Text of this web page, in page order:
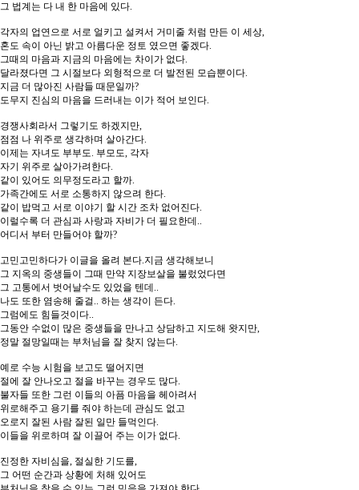
그 법계는 다 내 한 마음에 있다.
각자의 업연으로 서로 얼키고 설켜서 거미줄 처럼 만든 이 세상,
혼도 속이 아닌 밝고 아름다운 정토 였으면 좋겠다.
그때의 마음과 지금의 마음에는 차이가 없다.
달라졌다면 그 시절보다 외형적으로 더 발전된 모습뿐이다.
지금 더 많아진 사람들 때문일까?
도무지 진심의 마음을 드러내는 이가 적어 보인다.
경쟁사회라서 그렇기도 하겠지만,
점점 나 위주로 생각하며 살아간다.
이제는 자녀도 부부도. 부모도, 각자
자기 위주로 살아가려한다.
같이 있어도 의무정도라고 할까.
가족간에도 서로 소통하지 않으려 한다.
같이 밥먹고 서로 이야기 할 시간 조차 없어진다.
이럴수록 더 관심과 사랑과 자비가 더 필요한데..
어디서 부터 만들어야 할까?
고민고민하다가 이글을 올려 본다.지금 생각해보니
그 지옥의 중생들이 그때 만약 지장보살을 불렀었다면
그 고통에서 벗어날수도 있었을 텐데..
나도 또한 염송해 줄걸.. 하는 생각이 든다.
그럼에도 힘들것이다..
그동안 수없이 많은 중생들을 만나고 상담하고 지도해 왓지만,
정말 절망일때는 부처님을 잘 찾지 않는다.
예로 수능 시험을 보고도 떨어지면
절에 잘 안나오고 절을 바꾸는 경우도 많다.
불자들 또한 그런 이들의 아픔 마음을 헤아려서
위로해주고 용기를 줘야 하는데 관심도 없고
오로지 잘된 사람 잘된 일만 들먹인다.
이들을 위로하며 잘 이끌어 주는 이가 없다.
진정한 자비심을, 절실한 기도를,
그 어떤 순간과 상황에 처해 있어도